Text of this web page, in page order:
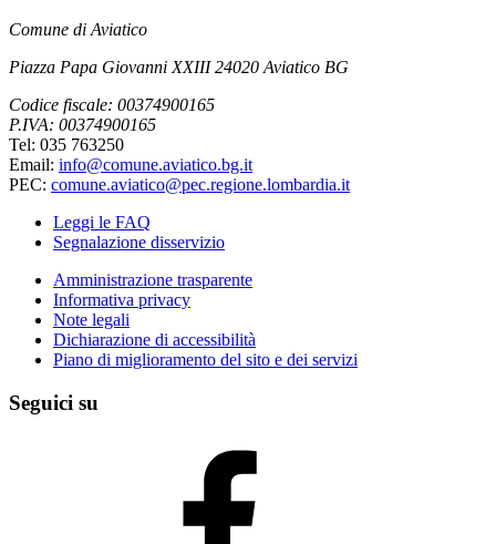
Comune di Aviatico
Piazza Papa Giovanni XXIII 24020 Aviatico BG
Codice fiscale: 00374900165
P.IVA: 00374900165
Tel: 035 763250
Email: info@comune.aviatico.bg.it
PEC: comune.aviatico@pec.regione.lombardia.it
Leggi le FAQ
Segnalazione disservizio
Amministrazione trasparente
Informativa privacy
Note legali
Dichiarazione di accessibilità
Piano di miglioramento del sito e dei servizi
Seguici su